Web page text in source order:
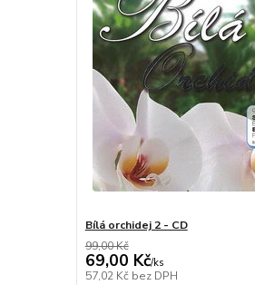
Bílá orchidej 2 - CD
99,00 Kč
69,00 Kč/ks
57,02 Kč bez DPH